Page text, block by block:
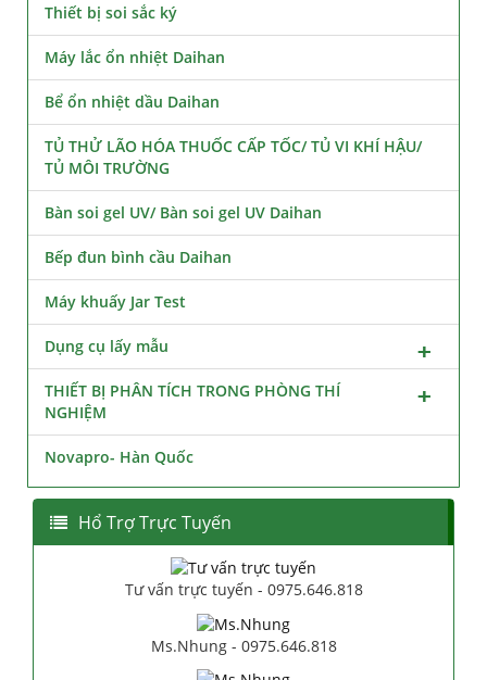
Thiết bị soi sắc ký
Máy lắc ổn nhiệt Daihan
Bể ổn nhiệt dầu Daihan
TỦ THỬ LÃO HÓA THUỐC CẤP TỐC/ TỦ VI KHÍ HẬU/
TỦ MÔI TRƯỜNG
Bàn soi gel UV/ Bàn soi gel UV Daihan
Bếp đun bình cầu Daihan
Máy khuấy Jar Test
Dụng cụ lấy mẫu
THIẾT BỊ PHÂN TÍCH TRONG PHÒNG THÍ
NGHIỆM
Novapro- Hàn Quốc
Hổ Trợ Trực Tuyến
Tư vấn trực tuyến - 0975.646.818
Ms.Nhung - 0975.646.818